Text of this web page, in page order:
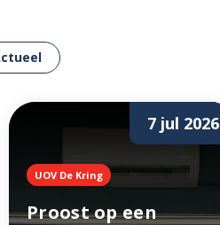
7 jul 2026
UOV De Kring
Proost op een